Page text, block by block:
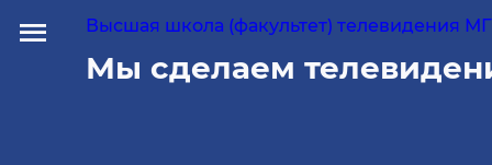
Высшая школа (факультет) телевидения
Мы сделаем